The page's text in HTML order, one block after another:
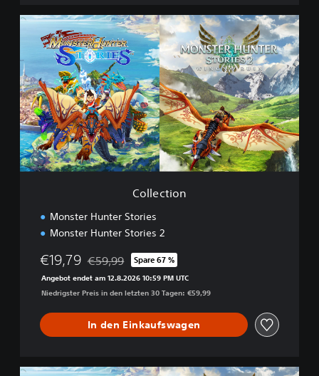
C
l
e
c
t
i
o
n
Collection
Monster Hunter Stories
Monster Hunter Stories 2
€19,79 Preisnachlass gegenüber dem Originalpreis von
€59,99 Spare 67 %
Angebot endet am 12.8.2026 10:59 PM UTC
Niedrigster Preis in den letzten 30 Tagen: €59,99
In den Einkaufswagen
D